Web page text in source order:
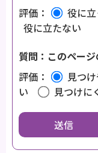
評価：
役に
役に立たない
質問：このペー
評価：
見つ
い
見つけに